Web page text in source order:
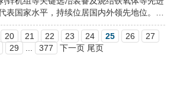
表国家水平，持续位居国内外领先地位。…
20 21 22 23 24 25 26
27
29 377 下一页 尾页